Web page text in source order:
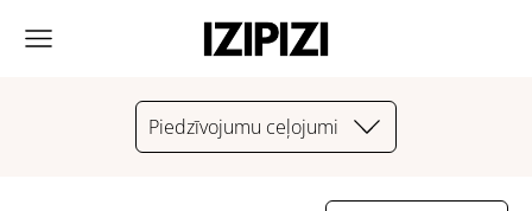
Piedzīvojumu ceļojumi